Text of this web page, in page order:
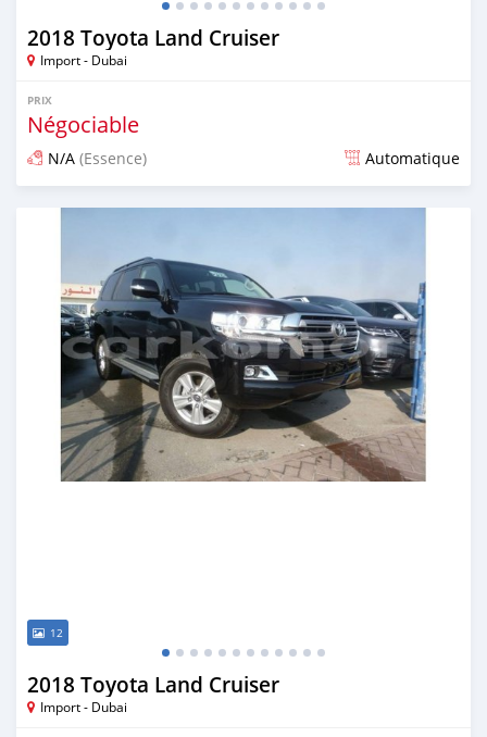
2018 Toyota Land Cruiser
Import - Dubai
PRIX
Négociable
N/A (Essence) Automatique
Publié il y a presque 7 ans
12
2018 Toyota Land Cruiser
Import - Dubai